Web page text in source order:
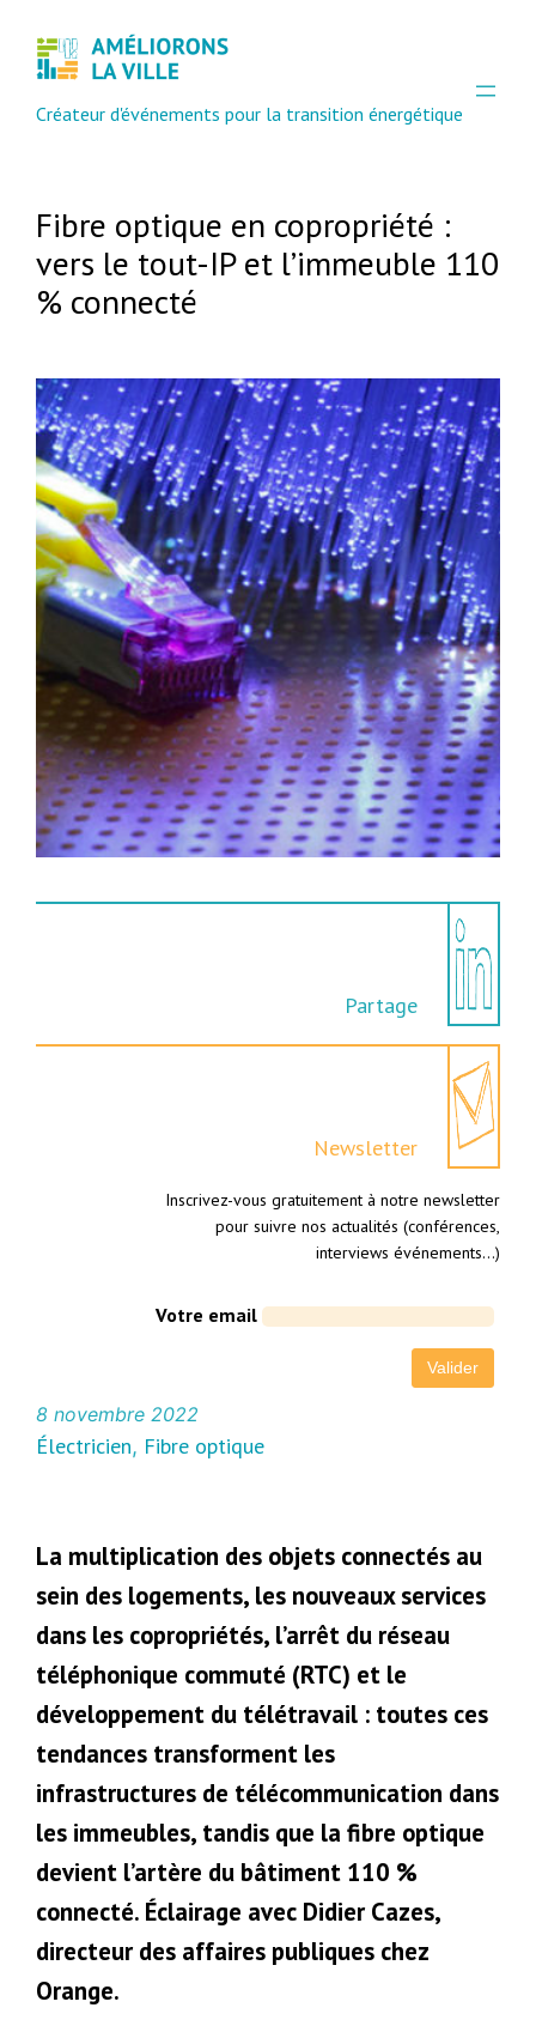
Créateur d'événements pour la transition énergétique
Fibre optique en copropriété :
vers le tout-IP et l’immeuble 110
% connecté
Partage
Newsletter
Inscrivez-vous gratuitement à notre newsletter
pour suivre nos actualités (conférences,
interviews événements…)
Votre email
8 novembre 2022
Électricien, Fibre optique
La multiplication des objets connectés au
sein des logements, les nouveaux services
dans les copropriétés, l’arrêt du réseau
téléphonique commuté (RTC) et le
développement du télétravail : toutes ces
tendances transforment les
infrastructures de télécommunication dans
les immeubles, tandis que la fibre optique
devient l’artère du bâtiment 110 %
connecté. Éclairage avec Didier Cazes,
directeur des affaires publiques chez
Orange.